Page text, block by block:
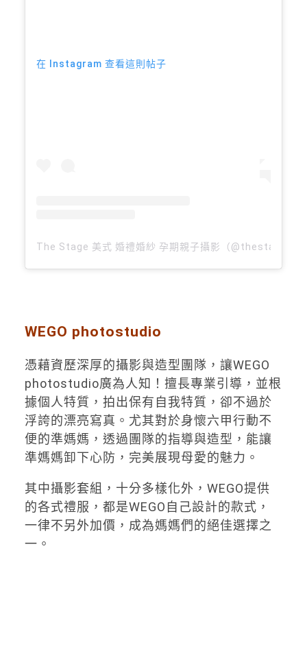
在 Instagram 查看這則帖子
The Stage 美式 婚禮婚紗 孕期親子攝影（
WEGO photostudio
憑藉資歷深厚的攝影與造型團隊，讓WEGO
photostudio廣為人知！擅長專業引導，並根
據個人特質，拍出保有自我特質，卻不過於
浮誇的漂亮寫真。尤其對於身懷六甲行動不
便的準媽媽，透過團隊的指導與造型，能讓
準媽媽卸下心防，完美展現母愛的魅力。
其中攝影套組，十分多樣化外，WEGO提供
的各式禮服，都是WEGO自己設計的款式，
一律不另外加價，成為媽媽們的絕佳選擇之
一。